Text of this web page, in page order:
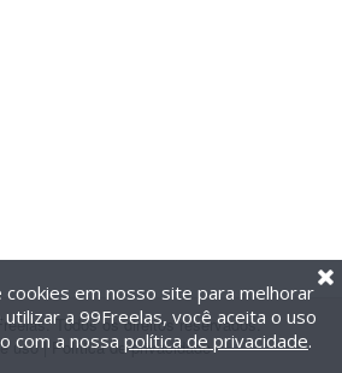
Todos os direitos reservados.
uso| Política de privacidade
em nosso site para melhorar
utilizar a 99Freelas, você aceita o uso
com a nossa política de privacidade.